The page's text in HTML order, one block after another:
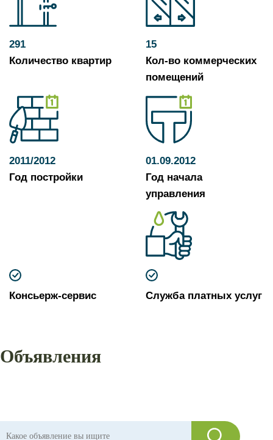
291
Количество квартир
15
Кол-во коммерческих
помещений
2011/2012
Год постройки
01.09.2012
Год начала
управления
Консьерж-сервис Служба платных услуг
Объявления